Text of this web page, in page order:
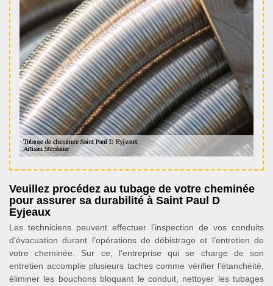
Veuillez procédez au tubage de votre cheminée
pour assurer sa durabilité à Saint Paul D
Eyjeaux
Les techniciens peuvent effectuer l’inspection de vos conduits
d’évacuation durant l’opérations de débistrage et l’entretien de
votre cheminée. Sur ce, l’entreprise qui se charge de son
entretien accomplie plusieurs taches comme vérifier l’étanchéité,
éliminer les bouchons bloquant le conduit, nettoyer les tubages